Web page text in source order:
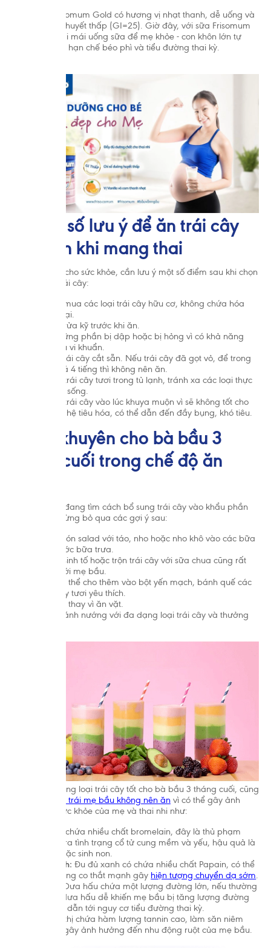
Ngoài ra, Frisomum Gold có hương vị nhạt thanh, dễ uống và
chỉ số đường huyết thấp (GI=25). Giờ đây, với sữa Frisomum
Gold mẹ thoải mái uống sữa để mẹ khỏe - con khôn lớn tự
nhiên mà vẫn hạn chế béo phì và tiểu đường thai kỳ.
4. Một số lưu ý để ăn trái cây
an toàn khi mang thai
Để đảm bảo cho sức khỏe, cần lưu ý một số điểm sau khi chọn
mua và ăn trái cây:
Nên chọn mua các loại trái cây hữu cơ, không chứa hóa
chất độc hại.
Ngâm và rửa kỹ trước khi ăn.
Gọt bỏ những phần bị dập hoặc bị hỏng vì có khả năng
chứa nhiều vi khuẩn.
Tránh ăn trái cây cắt sẵn. Nếu trái cây đã gọt vỏ, để trong
tủ lạnh quá 4 tiếng thì không nên ăn.
Bảo quản trái cây tươi trong tủ lạnh, tránh xa các loại thực
phẩm tươi sống.
Không ăn trái cây vào lúc khuya muộn vì sẽ không tốt cho
dạ dày và hệ tiêu hóa, có thể dẫn đến đầy bụng, khó tiêu.
5. Lời khuyên cho bà bầu 3
tháng cuối trong chế độ ăn
Nếu mẹ bầu đang tìm cách bổ sung trái cây vào khẩu phần
ăn uống thì đừng bỏ qua các gợi ý sau:
Thử làm món salad với táo, nho hoặc nho khô vào các bữa
ăn nhẹ trước bữa trưa.
Xay nước sinh tố hoặc trộn trái cây với sữa chua cũng rất
phù hợp với mẹ bầu.
Mẹ bầu có thể cho thêm vào bột yến mạch, bánh quế các
loại trái cây tươi yêu thích.
Ăn trái cây thay vì ăn vặt.
Thử làm bánh nướng với đa dạng loại trái cây và thưởng
Bên cạnh những loại trái cây tốt cho bà bầu 3 tháng cuối, cũng
một số loại trái mẹ bầu không nên ăn vì có thể gây ảnh
hưởng đến sức khỏe của mẹ và thai nhi như:
Dứa chứa nhiều chất bromelain, đây là thủ phạm
chính gây ra tình trạng cổ tử cung mềm và yếu, hậu quả là
sảy thai hoặc sinh non.
Đu đủ xanh: Đu đủ xanh có chứa nhiều chất Papain, có thể
khiến tử cung co thắt mạnh gây hiện tượng chuyển dạ sớm.
Dưa hấu chứa một lượng đường lớn, nếu thường
xuyên ăn dưa hấu dễ khiến mẹ bầu bị tăng lượng đường
trong máu dẫn tới nguy cơ tiểu đường thai kỳ.
Trong thị chứa hàm lượng tannin cao, làm săn niêm
mạc ruột, gây ảnh hưởng đến nhu động ruột của mẹ bầu.